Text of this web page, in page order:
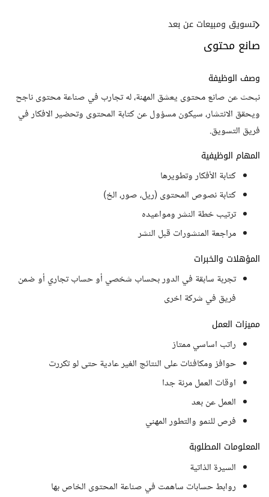
صانع محتوى
تسويق ومبيعات عن بعد
وصف الوظيفة
نبحث عن صانع محتوى يعشق المهنة، له تجارب في صناعة محتوى ناجح
ويحقق الانتشار، سيكون مسؤول عن كتابة المحتوى وتحضير الافكار في
فريق التسويق.
المهام الوظيفية
كتابة الأفكار وتطويرها
كتابة نصوص المحتوى (ريل، صور، الخ)
ترتيب خطة النشر ومواعيده
مراجعة المنشورات قبل النشر
المؤهلات والخبرات
تجربة سابقة في الدور بحساب شخصي أو حساب تجاري أو ضمن
فريق في شركة اخرى
مميزات العمل
راتب اساسي ممتاز
حوافز ومكافئات على النتائج الغير عادية حتى لو تكررت
اوقات العمل مرنة جدا
العمل عن بعد
فرص للنمو والتطور المهني
المعلومات المطلوبة
السيرة الذاتية
روابط حسابات ساهمت في صناعة المحتوى الخاص بها